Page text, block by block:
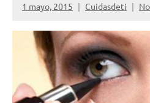
1 mayo, 2015 Cuidasdeti